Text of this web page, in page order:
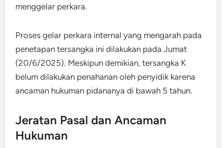
menggelar perkara.
Proses gelar perkara internal yang mengarah pada
penetapan tersangka ini dilakukan pada Jumat
(20/6/2025). Meskipun demikian, tersangka K
belum dilakukan penahanan oleh penyidik karena
ancaman hukuman pidananya di bawah 5 tahun.
Jeratan Pasal dan Ancaman
Hukuman